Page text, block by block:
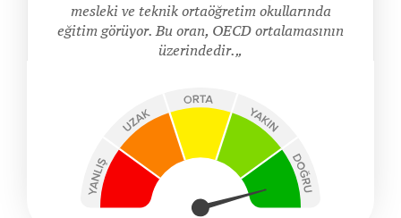
mesleki ve teknik ortaöğretim okullarında
eğitim görüyor. Bu oran, OECD ortalamasının
üzerindedir.